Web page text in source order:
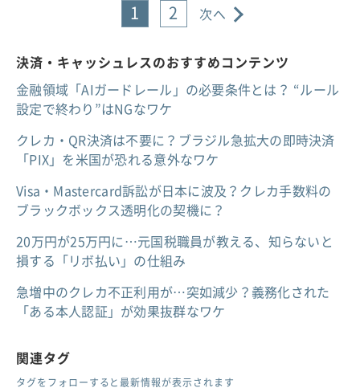
1 2 次へ
決済・キャッシュレスのおすすめコンテンツ
金融領域「AIガードレール」の必要条件とは？ “ルール
設定で終わり”はNGなワケ
クレカ・QR決済は不要に？ブラジル急拡大の即時決済
「PIX」を米国が恐れる意外なワケ
Visa・Mastercard訴訟が日本に波及？クレカ手数料の
ブラックボックス透明化の契機に？
20万円が25万円に…元国税職員が教える、知らないと
損する「リボ払い」の仕組み
急増中のクレカ不正利用が…突如減少？義務化された
「ある本人認証」が効果抜群なワケ
関連タグ
タグをフォローすると最新情報が表示されます